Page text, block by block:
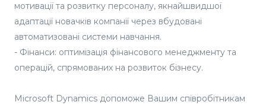
мотивації та розвитку персоналу, якнайшвидшої
адаптації новачків компанії через вбудовані
автоматизовані системи навчання.
- Фінанси: оптимізація фінансового менеджменту та
операцій, спрямованих на розвиток бізнесу.
Microsoft Dynamics допоможе Вашим співробітникам